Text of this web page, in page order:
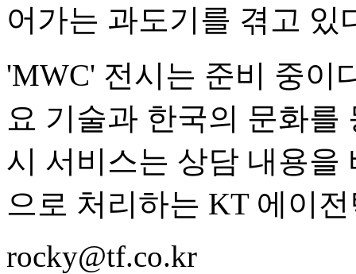
어가는 과도기를 겪고 있
'MWC' 전시는 준비 중이
요 기술과 한국의 문화
시 서비스는 상담 내용을
으로 처리하는 KT 에이
rocky@tf.co.kr